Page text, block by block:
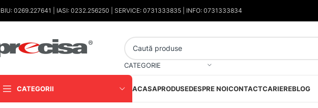
0269.227641 | IASI: 0232.256250 | SERVICE: 0731333835 | INFO: 0731333834
CATEGORIE
CATEGORII ACASAPRODUSEDESPRE NOICONTACTCARIEREBLOG